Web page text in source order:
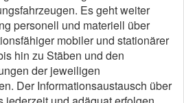
Es geht weiter
personell und materiell über
mobiler und stationärer
hin zu Stäben und den
der jeweiligen
Der Informationsaustausch über